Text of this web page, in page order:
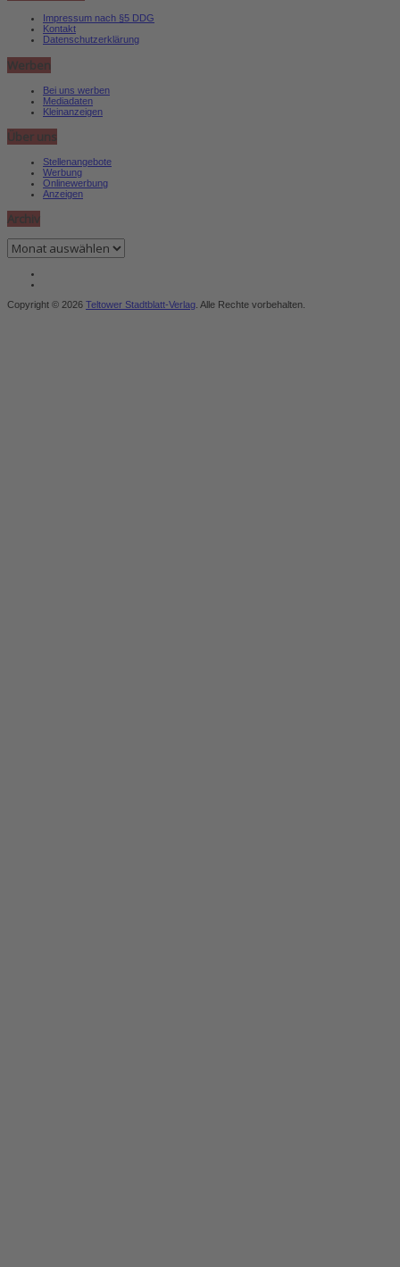
Impressum nach §5 DDG
Kontakt
Datenschutzerklärung
Werben
Bei uns werben
Mediadaten
Kleinanzeigen
Über uns
Stellenangebote
Werbung
Onlinewerbung
Anzeigen
Archiv
Archiv
Copyright © 2026 Teltower Stadtblatt-Verlag . Alle Rechte vorbehalten.